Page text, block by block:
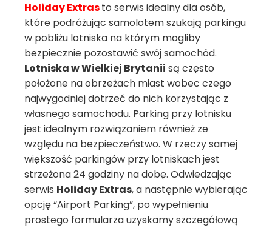
Holiday Extrasto serwis idealny dla osób,
które podróżując samolotem szukają parkingu
w pobliżu lotniska na którym mogliby
bezpiecznie pozostawić swój samochód.
Lotniska w Wielkiej Brytanii są często
położone na obrzeżach miast wobec czego
najwygodniej dotrzeć do nich korzystając z
własnego samochodu. Parking przy lotnisku
jest idealnym rozwiązaniem również ze
względu na bezpieczeństwo. W rzeczy samej
większość parkingów przy lotniskach jest
strzeżona 24 godziny na dobę. Odwiedzając
serwis Holiday Extras, a następnie wybierając
opcję “Airport Parking”, po wypełnieniu
prostego formularza uzyskamy szczegółową